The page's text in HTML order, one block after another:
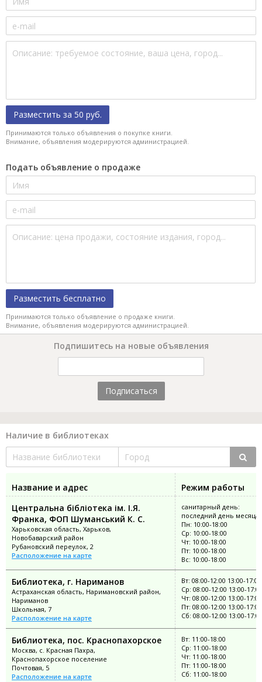
Разместить за 50 руб.
Принимаются только объявления о покупке книги.
Внимание, объявления модерируются администрацией.
Подать объявление о продаже
Разместить бесплатно
Принимаются только объявление о продаже книги.
Внимание, объявления модерируются администрацией.
Подпишитесь на новые объявления
Подписаться
Наличие в библиотеках
Название и адрес
Режим работы
Центральна бібліотека ім. І.Я.
Франка, ФОП Шуманський К. С.
Харьковская область, Харьков,
Новобаварский район
Рубановский переулок, 2
Расположение на карте
санитарный день:
последний день месяца
Пн: 10:00-18:00
Ср: 10:00-18:00
Чт: 10:00-18:00
Пт: 10:00-18:00
Вс: 10:00-18:00
Библиотека, г. Нариманов
Астраханская область, Наримановский район,
Нариманов
Школьная, 7
Расположение на карте
Вт: 08:00-12:00 13:00-17:00
Ср: 08:00-12:00 13:00-17:00
Чт: 08:00-12:00 13:00-17:00
Пт: 08:00-12:00 13:00-17:00
Сб: 08:00-12:00 13:00-17:00
Библиотека, пос. Краснопахорское
Москва, с. Красная Пахра,
Краснопахорское поселение
Почтовая, 5
Расположение на карте
Вт: 11:00-18:00
Ср: 11:00-18:00
Чт: 11:00-18:00
Пт: 11:00-18:00
Сб: 11:00-18:00